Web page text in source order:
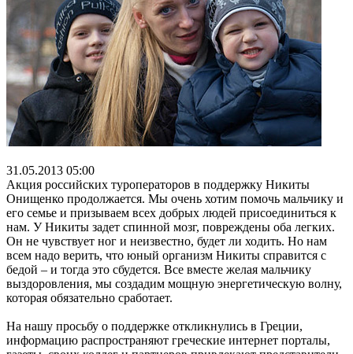
31.05.2013 05:00
Акция российских туроператоров в поддержку Никиты
Онищенко продолжается. Мы очень хотим помочь мальчику и
его семье и призываем всех добрых людей присоединиться к
нам. У Никиты задет спинной мозг, повреждены оба легких.
Он не чувствует ног и неизвестно, будет ли ходить. Но нам
всем надо верить, что юный организм Никиты справится с
бедой – и тогда это сбудется. Все вместе желая мальчику
выздоровления, мы создадим мощную энергетическую волну,
которая обязательно сработает.
На нашу просьбу о поддержке откликнулись в Греции,
информацию распространяют греческие интернет порталы,